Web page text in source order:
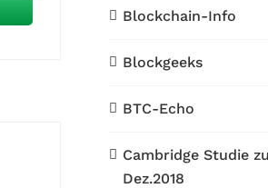
Blockchain-Info
Blockgeeks
BTC-Echo
Cambridge Studie
Dez.2018